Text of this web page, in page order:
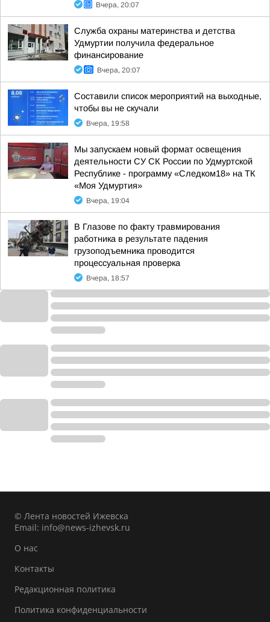
Вчера, 20:07
Служба охраны материнства и детства
Удмуртии получила федеральное
финансирование
Вчера, 20:07
Составили список мероприятий на выходные,
чтобы вы не скучали
Вчера, 19:58
Мы запускаем новый формат освещения
деятельности СУ СК России по Удмуртской
Республике - программу «Следком18» на ТК
«Моя Удмуртия»
Вчера, 19:04
В Глазове по факту травмирования
работника в результате падения
грузоподъемника проводится
процессуальная проверка
Вчера, 18:57
© Лента новостей Ижевска
Email: info@news-izhevsk.ru
О нас
Контакты
Редакционная политика
Политика конфиденциальности